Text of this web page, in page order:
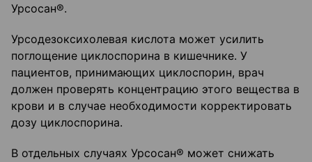
Урсосан®.
Урсодезоксихолевая кислота может усилить
поглощение циклоспорина в кишечнике. У
пациентов, принимающих циклоспорин, врач
должен проверять концентрацию этого вещества в
крови и в случае необходимости корректировать
дозу циклоспорина.
В отдельных случаях Урсосан® может снижать